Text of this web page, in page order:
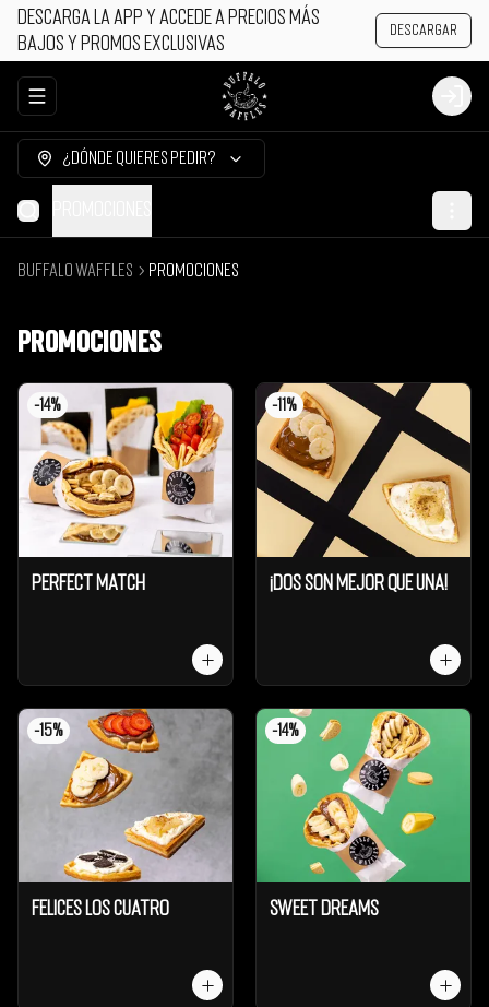
Descarga la app y accede a precios más
bajos y promos exclusivas
Descargar
Abrir menu de navegación Login
¿Dónde quieres pedir?
Buffalo Waffles Promociones
Promociones
-14%
Perfect Match
-11 %
¡Dos son mejor que UNA!
-15%
Felices los cuatro
-14%
Sweet Dreams